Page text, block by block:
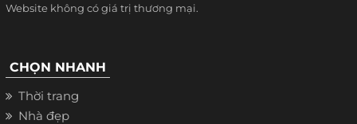
Website không có giá trị thương mại.
CHỌN NHANH
Thời trang
Nhà đẹp